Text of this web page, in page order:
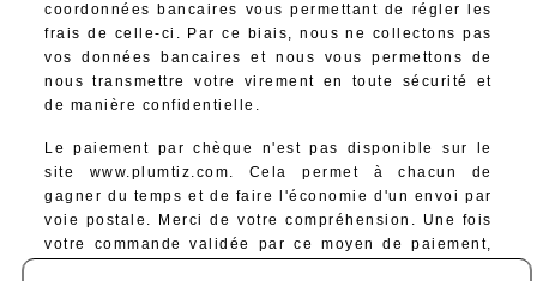
coordonnées bancaires vous permettant de régler les
frais de celle-ci. Par ce biais, nous ne collectons pas
vos données bancaires et nous vous permettons de
nous transmettre votre virement en toute sécurité et
de manière confidentielle.
Le paiement par chèque n'est pas disponible sur le
site www.plumtiz.com. Cela permet à chacun de
gagner du temps et de faire l'économie d'un envoi par
voie postale. Merci de votre compréhension. Une fois
votre commande validée par ce moyen de paiement,